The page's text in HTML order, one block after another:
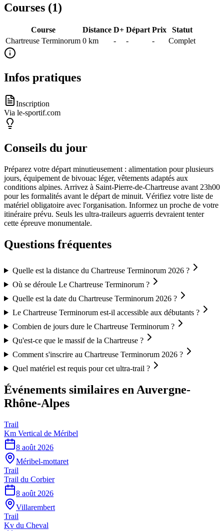
Courses (1)
Course Distance D+ Départ Prix
Statut
Chartreuse Terminorum 0 km - - - Complet
Infos pratiques
Inscription
Via le-sportif.com
Conseils du jour
Préparez votre départ minutieusement : alimentation pour plusieurs
jours, équipement de bivouac léger, vêtements adaptés aux
conditions alpines. Arrivez à Saint-Pierre-de-Chartreuse avant 23h00
pour les formalités avant le départ de minuit. Vérifiez votre liste de
matériel obligatoire avec l'organisation. Informez un proche de votre
itinéraire prévu. Seuls les ultra-traileurs aguerris devraient tenter
cette épreuve monumentale.
Questions fréquentes
Quelle est la distance du Chartreuse Terminorum 2026 ?
Où se déroule Le Chartreuse Terminorum ?
Quelle est la date du Chartreuse Terminorum 2026 ?
Le Chartreuse Terminorum est-il accessible aux débutants ?
Combien de jours dure le Chartreuse Terminorum ?
Qu'est-ce que le massif de la Chartreuse ?
Comment s'inscrire au Chartreuse Terminorum 2026 ?
Quel matériel est requis pour cet ultra-trail ?
Événements similaires en Auvergne-
Rhône-Alpes
Trail
Km Vertical de Méribel
8 août 2026
Méribel-mottaret
Trail
Trail du Corbier
8 août 2026
Villarembert
Trail
Kv du Cheval